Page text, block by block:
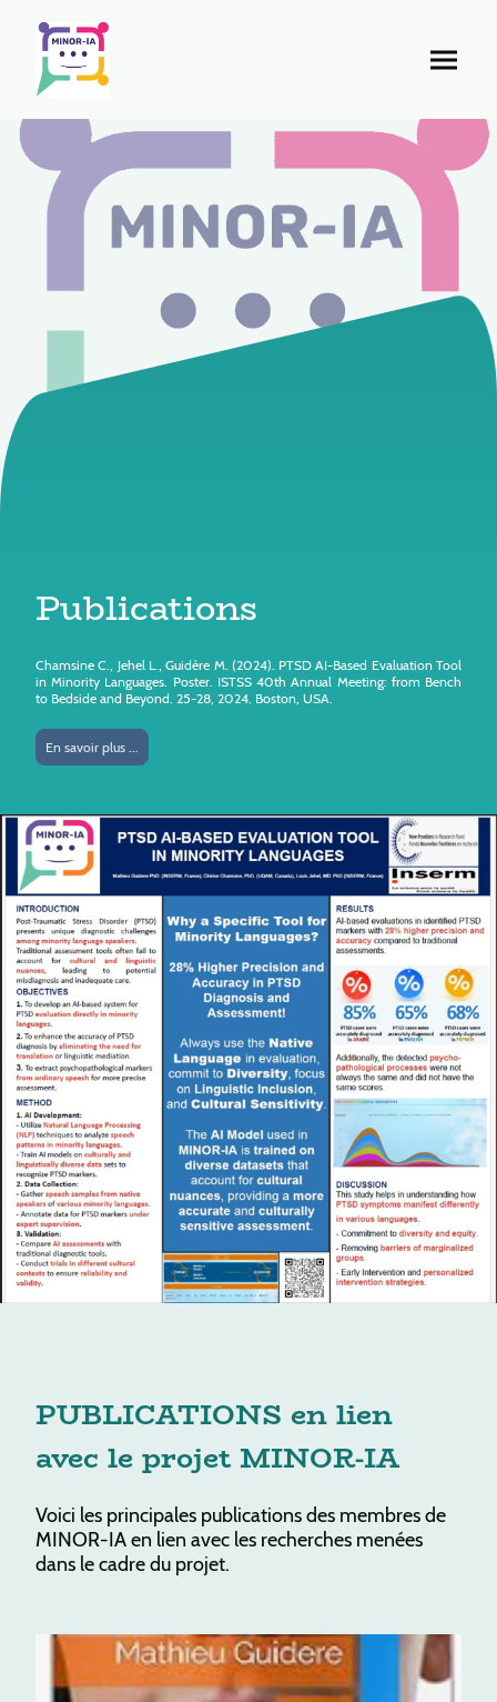
Publications
‎Chamsine C., Jehel L., Guidère M. (2024). PTSD AI-Based Evaluation Tool
in Minority Languages. Poster. ISTSS 40th Annual Meeting: from Bench
to Bedside and Beyond. 25-28, 2024. Boston, USA.
En savoir plus ...
PUBLICATIONS en lien
avec le projet MINOR-IA
Voici les principales publications des membres de
MINOR-IA en lien avec les recherches menées
dans le cadre du projet.